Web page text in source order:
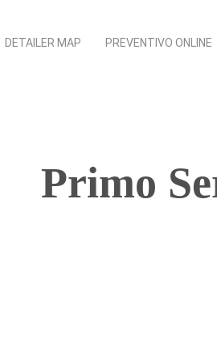
DETAILER MAP PREVENTIVO ONLINE
Primo